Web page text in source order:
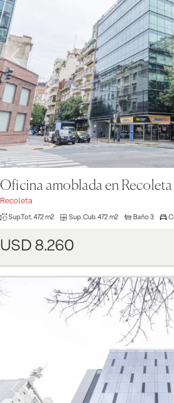
Previous
Oficina amoblada en Recoleta
Recoleta
Sup.Tot. 472 m2 Sup. Cub. 472 m2 Baño 3
USD 8.260
Previous